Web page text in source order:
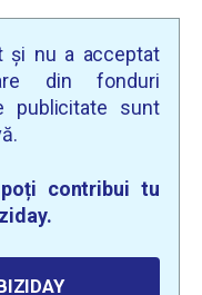
și nu a acceptat
din fonduri
publicitate sunt
contribui tu